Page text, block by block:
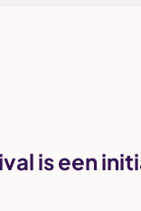
is een